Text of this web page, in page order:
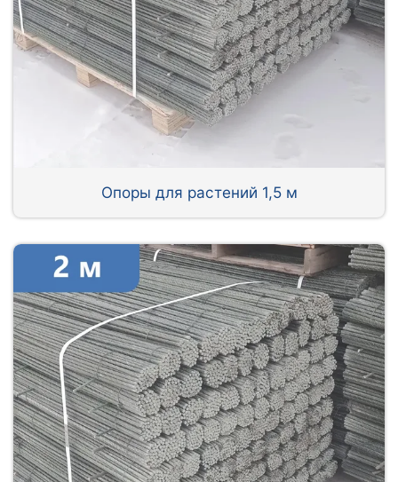
Опоры для растений 1,5 м